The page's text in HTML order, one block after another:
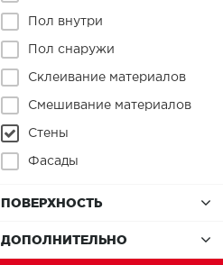
Пол внутри
Пол снаружи
Склеивание материалов
Смешивание материалов
Стены
Фасады
ПОВЕРХНОСТЬ
ДОПОЛНИТЕЛЬНО